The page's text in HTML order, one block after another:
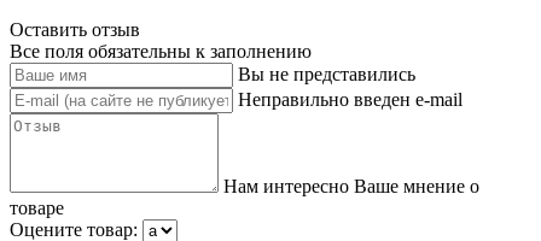
Оставить отзыв
Все поля обязательны к заполнению
Вы не представились
Неправильно введен e-mail
Нам интересно Ваше мнение о
товаре
Оцените товар: